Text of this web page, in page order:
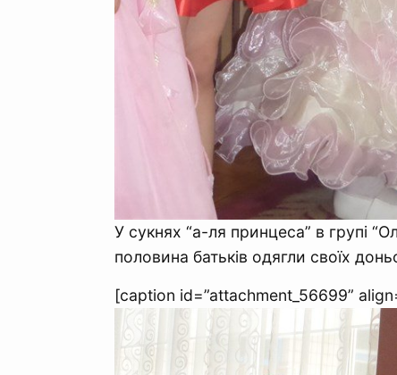
У сукнях “а-ля принцеса” в групі
половина батьків одягли своїх
[caption id=”attachment_56699”